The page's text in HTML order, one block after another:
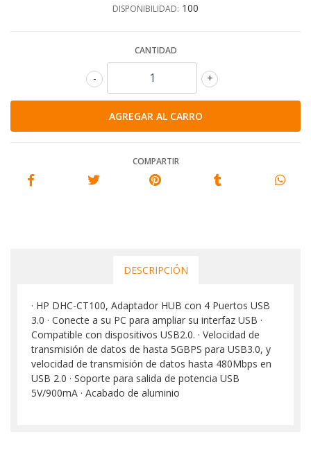
DISPONIBILIDAD: 100
CANTIDAD
+
-
COMPARTIR
DESCRIPCIÓN
· HP DHC-CT100, Adaptador HUB con 4 Puertos USB
3.0 · Conecte a su PC para ampliar su interfaz USB ·
Compatible con dispositivos USB2.0. · Velocidad de
transmisión de datos de hasta 5GBPS para USB3.0, y
velocidad de transmisión de datos hasta 480Mbps en
USB 2.0 · Soporte para salida de potencia USB
5V/900mA · Acabado de aluminio